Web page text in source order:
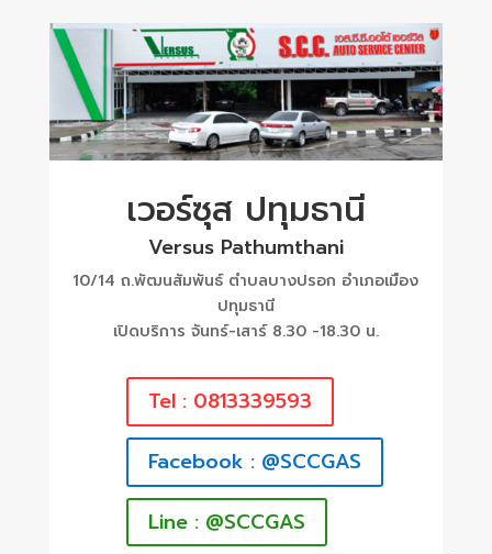
เวอร์ซุส ปทุมธานี
Versus Pathumthani
10/14 ถ.พัฒนสัมพันธ์ ตำบลบางปรอก อำเภอเมือง
ปทุมธานี
เปิดบริการ จันทร์-เสาร์ 8.30 -18.30 น.
Tel : 0813339593
Facebook : @SCCGAS
Line : @SCCGAS